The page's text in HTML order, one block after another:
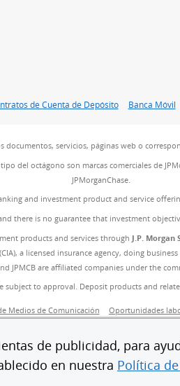
de publicidad, para
en nuestra Política
de Cuenta de Depósito Banca Móvil
documentos, servicios, páginas web o
del octágono son marcas comerciales de
JPMorganChase.
and investment product and service
there is no guarantee that investment
products and services through J.P. Morgan
a licensed insurance agency, doing
JPMCB are affiliated companies under the
to approval. Deposit products and
Medios de Comunicación (Se abre en superposición)
Oportunidades
© 2026 JPMorganChase.